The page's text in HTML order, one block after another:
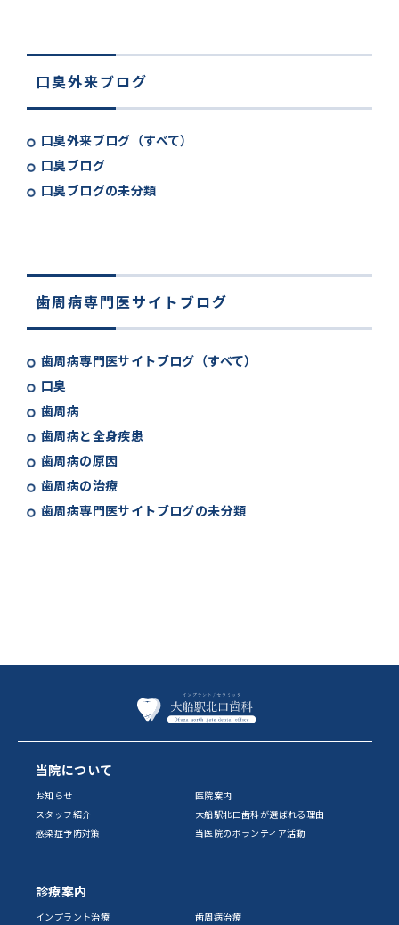
口臭外来ブログ
口臭外来ブログ（すべて）
口臭ブログ
口臭ブログの未分類
歯周病専門医サイトブログ
歯周病専門医サイトブログ（すべて）
口臭
歯周病
歯周病と全身疾患
歯周病の原因
歯周病の治療
歯周病専門医サイトブログの未分類
当院について
お知らせ
医院案内
スタッフ紹介
大船駅北口歯科が選ばれる理由
感染症予防対策
当医院のボランティア活動
診療案内
インプラント治療
歯周病治療